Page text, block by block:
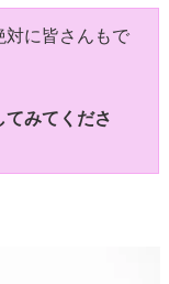
対に皆さんもで
みてくださ